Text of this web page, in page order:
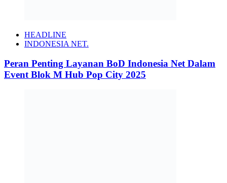
HEADLINE
INDONESIA NET.
Peran Penting Layanan BoD Indonesia Net Dalam
Event Blok M Hub Pop City 2025